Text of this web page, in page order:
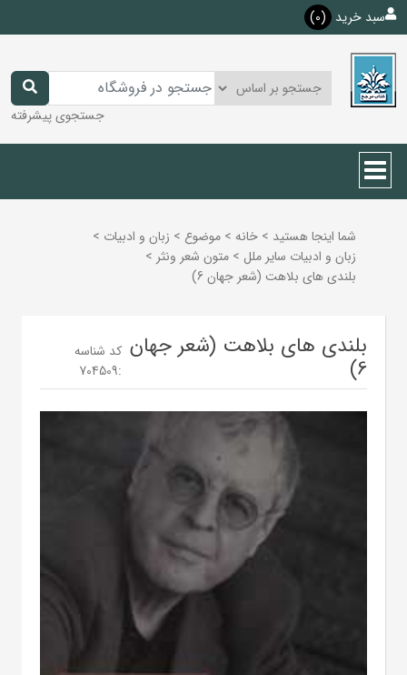
سبد خرید (0)
جستجوی پیشرفته
شما اینجا هستید > خانه > موضوع > زبان و ادبيات >
زبان و ادبيات ساير ملل > متون شعر ونثر >
بلندی های بلاهت (شعر جهان 6)
بلندی های بلاهت (شعر جهان
6)
کد شناسه
:
704509